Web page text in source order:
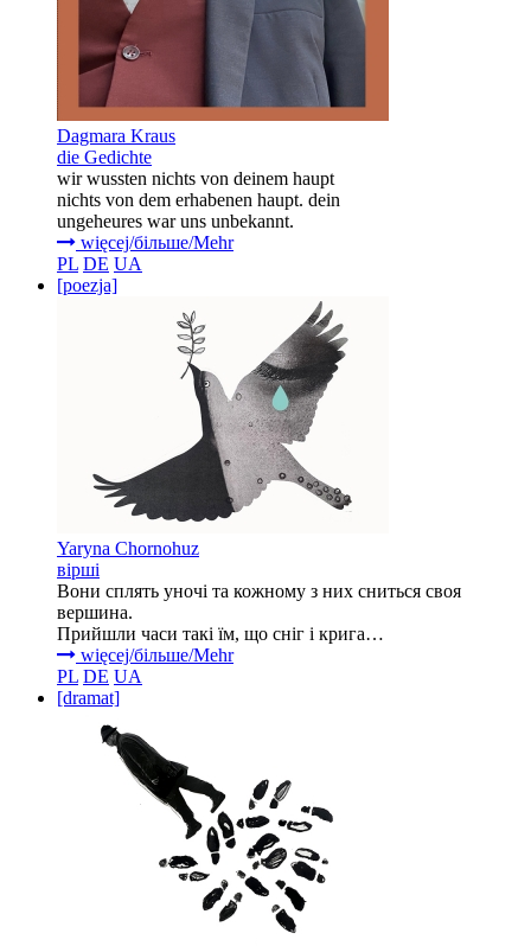
Dagmara Kraus
die Gedichte
wir wussten nichts von deinem haupt
nichts von dem erhabenen haupt. dein
ungeheures war uns unbekannt.
więcej/більше/Mehr
PL DE UA
[poezja]
Yaryna Chornohuz
вірші
Вони сплять уночі та кожному з них сниться своя
вершина.
Прийшли часи такі їм, що сніг і крига…
więcej/більше/Mehr
PL DE UA
[dramat]